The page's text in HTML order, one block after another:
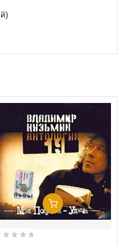
Добавить В Корзину